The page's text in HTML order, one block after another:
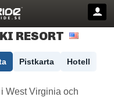
RESORT
Pistkarta Hotell
West Virginia och